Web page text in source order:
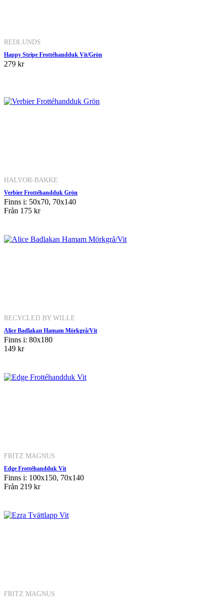
REDLUNDS
Happy Stripe Frottéhandduk Vit/Grön
279 kr
HALVOR-BAKKE
Verbier Frottéhandduk Grön
Finns i: 50x70, 70x140
Från 175 kr
RECYCLED BY WILLE
Alice Badlakan Hamam Mörkgrå/Vit
Finns i: 80x180
149 kr
FRITZ MAGNUS
Edge Frottéhandduk Vit
Finns i: 100x150, 70x140
Från 219 kr
FRITZ MAGNUS